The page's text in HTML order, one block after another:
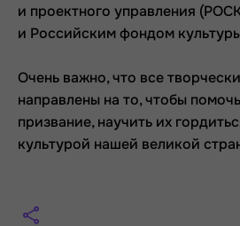
и проектного управления
и Российским фондом
Очень важно, что все
направлены на то, чтобы
призвание, научить их
культурой нашей великой